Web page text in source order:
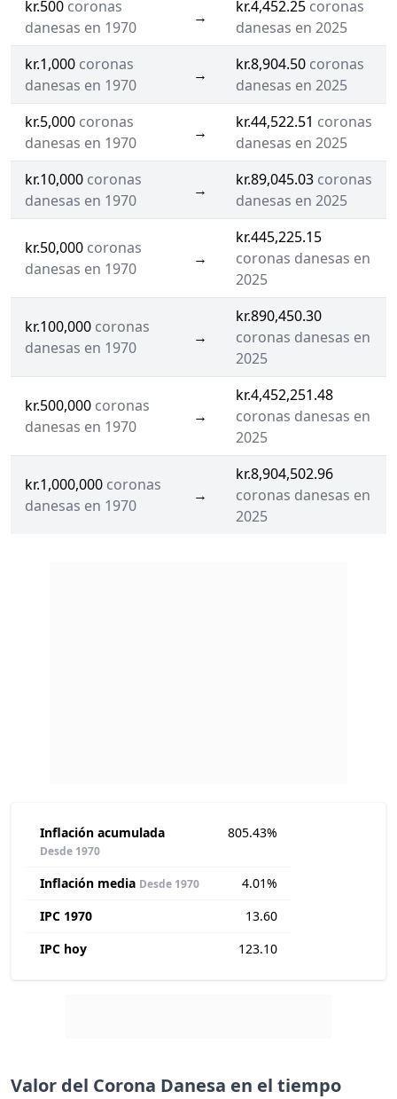
kr.500 coronas
danesas en 1970
→
kr.4,452.25 coronas
danesas en 2025
kr.1,000 coronas
danesas en 1970
→
kr.8,904.50 coronas
danesas en 2025
kr.5,000 coronas
danesas en 1970
→
kr.44,522.51 coronas
danesas en 2025
kr.10,000 coronas
danesas en 1970
→
kr.89,045.03 coronas
danesas en 2025
kr.50,000 coronas
danesas en 1970
→
kr.445,225.15
coronas danesas en
2025
kr.100,000 coronas
danesas en 1970
→
kr.890,450.30
coronas danesas en
2025
kr.500,000 coronas
danesas en 1970
→
kr.4,452,251.48
coronas danesas en
2025
kr.1,000,000 coronas
danesas en 1970
→
kr.8,904,502.96
coronas danesas en
2025
Inflación acumulada
Desde 1970
805.43%
Inflación media Desde 1970
4.01%
IPC 1970
13.60
IPC hoy
123.10
Valor del Corona Danesa en el tiempo